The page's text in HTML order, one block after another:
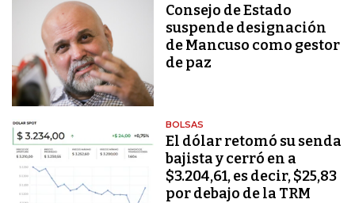
Consejo de Estado
suspende designación
de Mancuso como gestor
de paz
BOLSAS
El dólar retomó su senda
bajista y cerró en a
$3.204,61, es decir, $25,83
por debajo de la TRM